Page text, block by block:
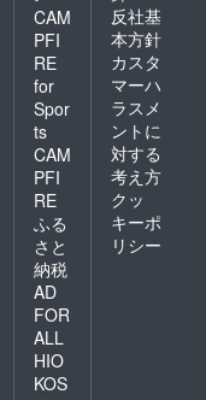
CAM
PFI
RE
for
Spor
ts
CAM
PFI
RE
ふる
さと
納税
AD
FOR
ALL
HIO
KOS
反社基
本方針
カスタ
マーハ
ラスメ
ントに
対する
考え方
クッ
キーポ
リシー